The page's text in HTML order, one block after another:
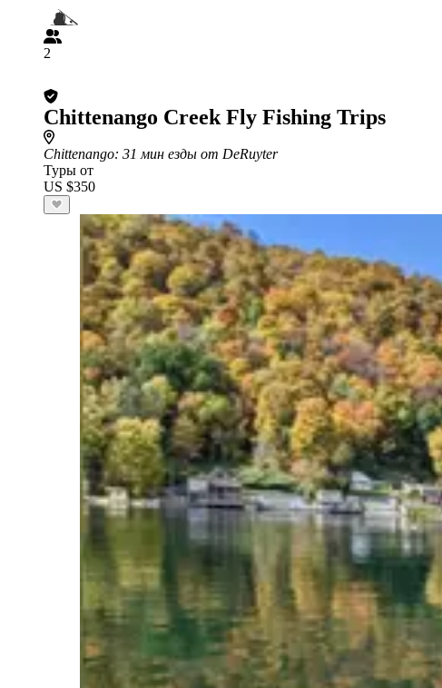
2
Chittenango Creek Fly Fishing Trips
Chittenango: 31 мин езды от DeRuyter
Туры от
US $350